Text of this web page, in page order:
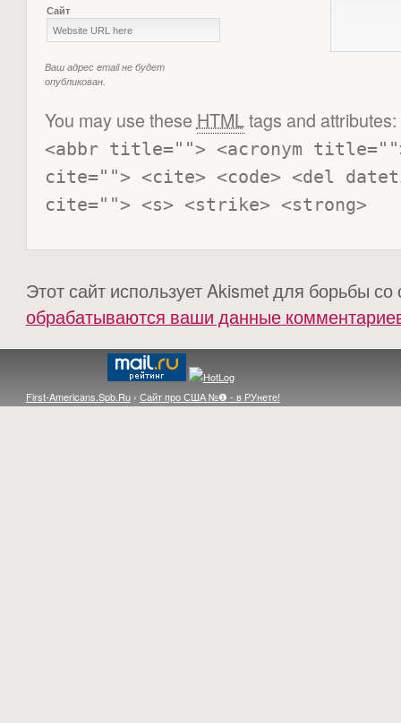
Сайт
Ваш адрес email не будет
опубликован.
You may use these HTMLtags and attributes:
<abbr title=""> <acronym
cite=""> <cite> <code> <del
cite=""> <s> <strike> <strong>
Этот сайт использует Akismet для борьбы
обрабатываются ваши данные
First-Americans.Spb.Ru› Сайт про США №❶ - в РУнете!